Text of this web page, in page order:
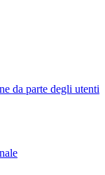
da parte degli utenti